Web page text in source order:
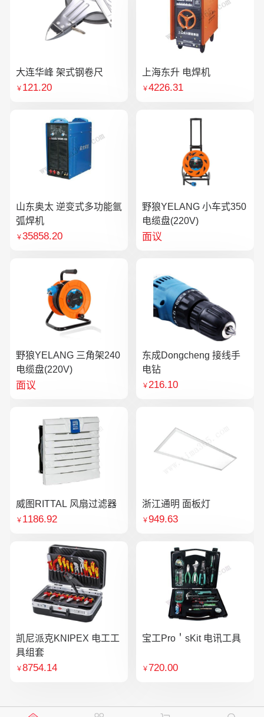
大连华峰 架式钢卷尺
￥ 121.20
上海东升 电焊机
￥4226.31
山东奥太 逆变式多功能氩
弧焊机
￥35858.20
野狼YELANG 小车式350
电缆盘(220V)
面议
野狼YELANG 三角架240
电缆盘(220V)
面议
东成Dongcheng 接线手
电钻
￥216.10
威图RITTAL 风扇过滤器
￥ 1186.92
浙江通明 面板灯
￥949.63
凯尼派克KNIPEX 电工工
具组套
￥8754.14
宝工Pro＇sKit 电讯工具
￥720.00